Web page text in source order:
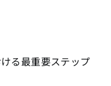
る最重要ステップ